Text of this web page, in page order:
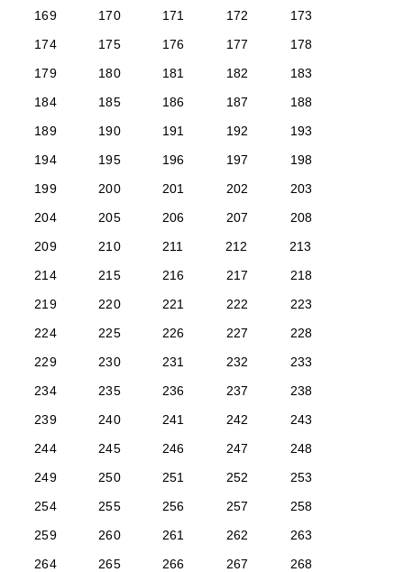
169
170 171 172
173
174
175 176 177
178
179
180 181 182
183
184
185 186 187
188
189
190 191 192
193
194
195 196 197
198
199
200 201 202
203
204
205 206 207
208
209
210 211 212
213
214
215 216 217
218
219
220 221 222
223
224
225 226 227
228
229
230 231 232
233
234
235 236 237
238
239
240 241 242
243
244
245 246 247
248
249
250 251 252
253
254
255 256 257
258
259
260 261 262
263
264
265 266 267
268